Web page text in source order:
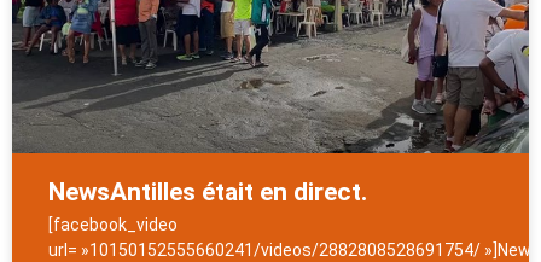
NewsAntilles était en direct.
[facebook_video
url= »10150152555660241/videos/2882808528691754/